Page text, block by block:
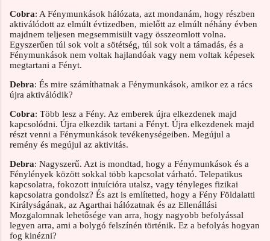
Cobra: A Fénymunkások hálózata, azt mondanám, hogy részben
aktiválódott az elmúlt évtizedben, mielőtt az elmúlt néhány évben
majdnem teljesen megsemmisült vagy összeomlott volna.
Egyszerűen túl sok volt a sötétség, túl sok volt a támadás, és a
Fénymunkások nem voltak hajlandóak vagy nem voltak képesek
megtartani a Fényt.
Debra: És mire számíthatnak a Fénymunkások, amikor ez a rács
újra aktiválódik?
Cobra: Több lesz a Fény. Az emberek újra elkezdenek majd
kapcsolódni. Újra elkezdik tartani a Fényt. Újra elkezdenek majd
részt venni a Fénymunkások tevékenységeiben. Megújul a
remény és megújul az aktivitás.
Debra: Nagyszerű. Azt is mondtad, hogy a Fénymunkások és a
Fénylények között sokkal több kapcsolat várható. Telepatikus
kapcsolatra, fokozott intuícióra utalsz, vagy tényleges fizikai
kapcsolatra gondolsz? És azt is említetted, hogy a Fény Földalatti
Királyságának, az Agarthai hálózatnak és az Ellenállási
Mozgalomnak lehetősége van arra, hogy nagyobb befolyással
legyen arra, ami a bolygó felszínén történik. Ez a befolyás hogyan
fog kinézni?